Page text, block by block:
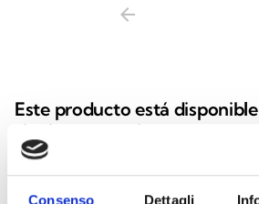
Consenso Dettagli
arrow_back
Este producto está
siguientes versiones